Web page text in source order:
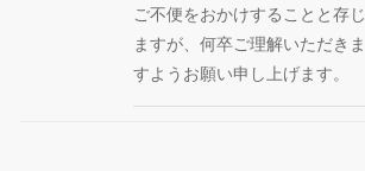
ご不便をおかけすることと存じ
ますが、何卒ご理解いただきま
すようお願い申し上げます。